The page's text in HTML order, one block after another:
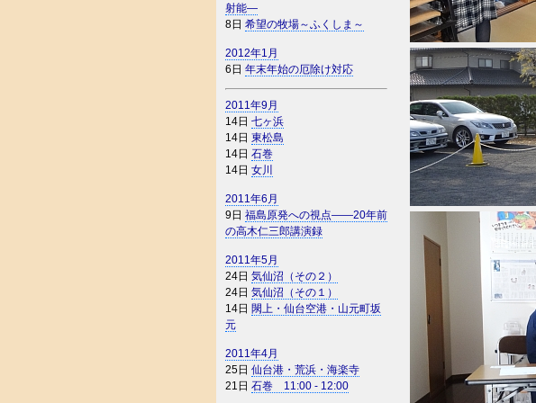
射能―
8日 希望の牧場～ふくしま～
2012年1月
6日 年末年始の厄除け対応
2011年9月
14日 七ヶ浜
14日 東松島
14日 石巻
14日 女川
2011年6月
9日 福島原発への視点――20年前
の高木仁三郎講演録
2011年5月
24日 気仙沼（その２）
24日 気仙沼（その１）
14日 閖上・仙台空港・山元町坂
元
2011年4月
25日 仙台港・荒浜・海楽寺
21日 石巻 11:00 - 12:00